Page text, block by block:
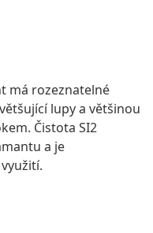
má rozeznatelné
lupy a většinou
Čistota SI2
a je